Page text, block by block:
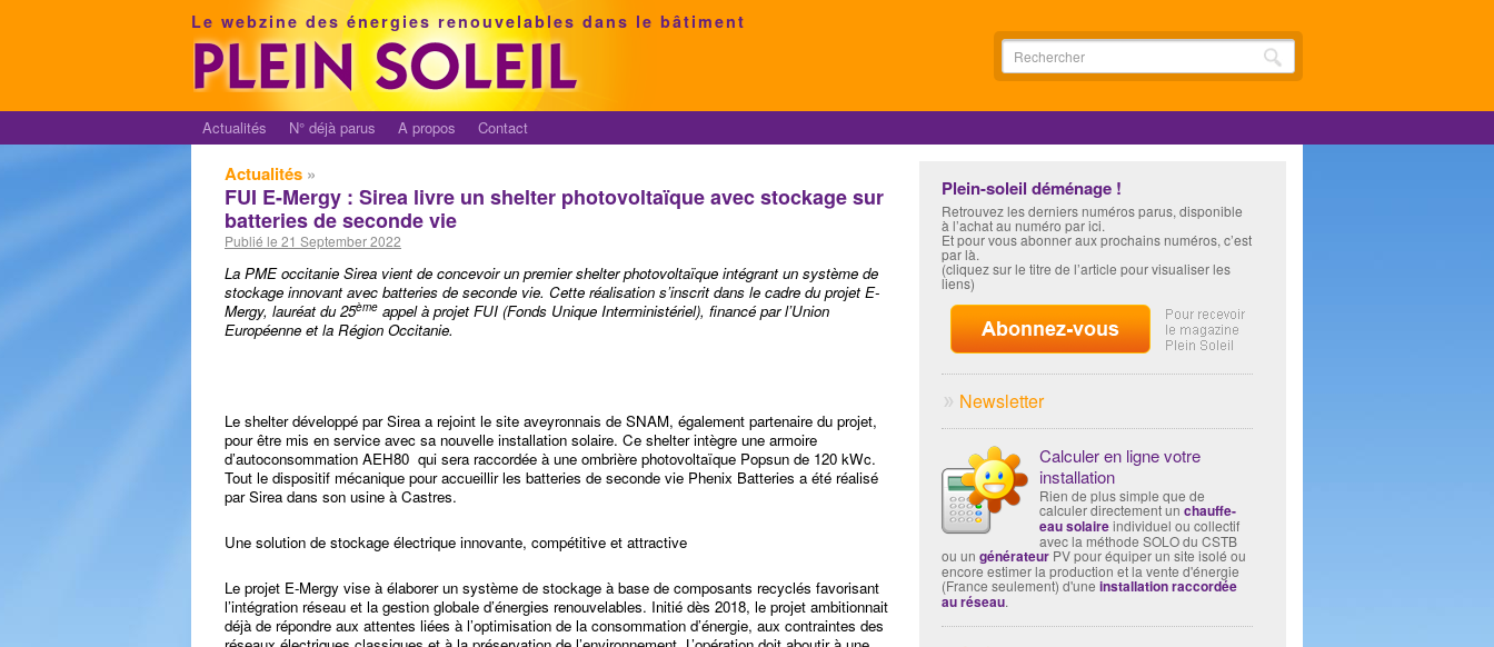
Le webzine des énergies renouvelables dans le bâtiment
Actualités N° déjà parus A propos Contact
Actualités »
FUI E-Mergy : Sirea livre un shelter photovoltaïque avec stockage sur
batteries de seconde vie
Publié le 21 September 2022
La PME occitanie Sirea vient de concevoir un premier shelter photovoltaïque intégrant un système de
stockage innovant avec batteries de seconde vie. Cette réalisation s’inscrit dans le cadre du projet E-
Mergy, lauréat du 25ème appel à projet FUI (Fonds Unique Interministériel), financé par l’Union
Européenne et la Région Occitanie.
Le shelter développé par Sirea a rejoint le site aveyronnais de SNAM, également partenaire du projet,
pour être mis en service avec sa nouvelle installation solaire. Ce shelter intègre une armoire
d’autoconsommation AEH80 qui sera raccordée à une ombrière photovoltaïque Popsun de 120 kWc.
Tout le dispositif mécanique pour accueillir les batteries de seconde vie Phenix Batteries a été réalisé
par Sirea dans son usine à Castres.
Une solution de stockage électrique innovante, compétitive et attractive
Le projet E-Mergy vise à élaborer un système de stockage à base de composants recyclés favorisant
l’intégration réseau et la gestion globale d’énergies renouvelables. Initié dès 2018, le projet ambitionnait
déjà de répondre aux attentes liées à l’optimisation de la consommation d’énergie, aux contraintes des
Plein-soleil déménage !
Retrouvez les derniers numéros parus, disponible
à l’achat au numéro par ici.
Et pour vous abonner aux prochains numéros, c’est
par là.
(cliquez sur le titre de l’article pour visualiser les
liens)
Newsletter
Calculer en ligne votre
installation
Rien de plus simple que de
calculer directement un chauffe-
eau solaireindividuel ou collectif
avec la méthode SOLO du CSTB
ou un générateur PV pour équiper un site isolé ou
encore estimer la production et la vente d'énergie
(France seulement) d'une installation raccordée
au réseau.